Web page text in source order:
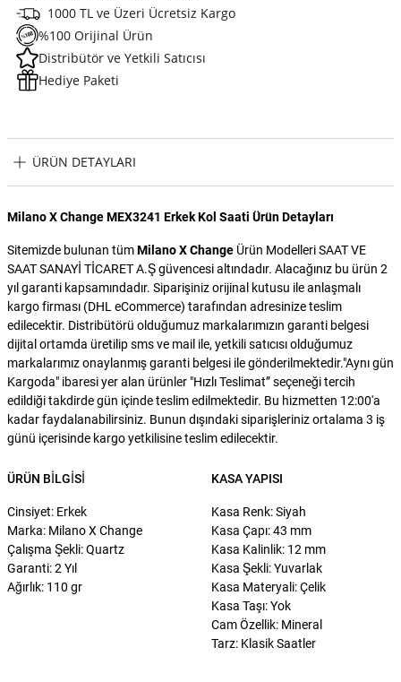
1000 TL ve Üzeri Ücretsiz Kargo
%100 Orijinal Ürün
Distribütör ve Yetkili Satıcısı
Hediye Paketi
ÜRÜN DETAYLARI
Milano X Change MEX3241 Erkek Kol Saati Ürün Detayları
Sitemizde bulunan tümMilano X Change Ürün Modelleri SAAT VE
SAAT SANAYİ TİCARET A.Ş güvencesi altındadır. Alacağınız bu ürün 2
yıl garanti kapsamındadır. Siparişiniz orijinal kutusu ile anlaşmalı
kargo firması (DHL eCommerce) tarafından adresinize teslim
edilecektir. Distribütörü olduğumuz markalarımızın garanti belgesi
dijital ortamda üretilip sms ve mail ile, yetkili satıcısı olduğumuz
markalarımız onaylanmış garanti belgesi ile gönderilmektedir."Aynı gün
Kargoda" ibaresi yer alan ürünler "Hızlı Teslimat” seçeneği tercih
edildiği takdirde gün içinde teslim edilmektedir. Bu hizmetten 12:00'a
kadar faydalanabilirsiniz. Bunun dışındaki siparişleriniz ortalama 3 iş
günü içerisinde kargo yetkilisine teslim edilecektir.
ÜRÜN BILGISI
Cinsiyet: Erkek
Marka: Milano X Change
Çalışma Şekli: Quartz
Garanti: 2 Yıl
Ağırlık: 110 gr
KASA YAPISI
Kasa Renk: Siyah
Kasa Çapı: 43 mm
Kasa Kalinlik: 12 mm
Kasa Şekli: Yuvarlak
Kasa Materyali: Çelik
Kasa Taşı: Yok
Cam Özellik: Mineral
Tarz: Klasik Saatler